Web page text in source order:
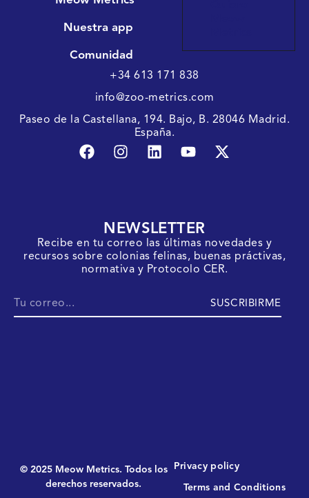
Nuestra app
Comunidad
+34 613 171 838
info@zoo-metrics.com
Paseo de la Castellana, 194. Bajo, B. 28046 Madrid.
España.
NEWSLETTER
Recibe en tu correo las últimas novedades y
recursos sobre colonias felinas, buenas práctivas,
normativa y Protocolo CER.
SUSCRIBIRME
© 2025 Meow Metrics. Todos los
derechos reservados.
Privacy policy
Terms and Conditions